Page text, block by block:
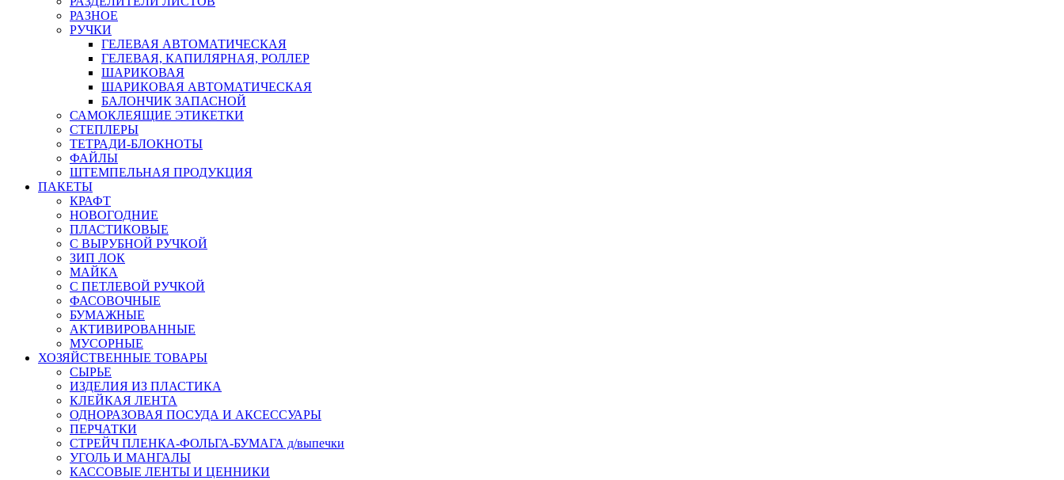
РАЗНОЕ
РУЧКИ
ГЕЛЕВАЯ АВТОМАТИЧЕСКАЯ
ГЕЛЕВАЯ, КАПИЛЯРНАЯ, РОЛЛЕР
ШАРИКОВАЯ
ШАРИКОВАЯ АВТОМАТИЧЕСКАЯ
БАЛОНЧИК ЗАПАСНОЙ
САМОКЛЕЯЩИЕ ЭТИКЕТКИ
СТЕПЛЕРЫ
ТЕТРАДИ-БЛОКНОТЫ
ФАЙЛЫ
ШТЕМПЕЛЬНАЯ ПРОДУКЦИЯ
ПАКЕТЫ
КРАФТ
НОВОГОДНИЕ
ПЛАСТИКОВЫЕ
С ВЫРУБНОЙ РУЧКОЙ
ЗИП ЛОК
МАЙКА
С ПЕТЛЕВОЙ РУЧКОЙ
ФАСОВОЧНЫЕ
БУМАЖНЫЕ
АКТИВИРОВАННЫЕ
МУСОРНЫЕ
ХОЗЯЙСТВЕННЫЕ ТОВАРЫ
СЫРЬЕ
ИЗДЕЛИЯ ИЗ ПЛАСТИКА
КЛЕЙКАЯ ЛЕНТА
ОДНОРАЗОВАЯ ПОСУДА И АКСЕССУАРЫ
ПЕРЧАТКИ
СТРЕЙЧ ПЛЕНКА-ФОЛЬГА-БУМАГА д/выпечки
УГОЛЬ И МАНГАЛЫ
КАССОВЫЕ ЛЕНТЫ И ЦЕННИКИ